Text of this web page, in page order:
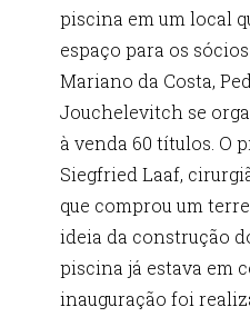
piscina em um local
espaço para os
Mariano da Costa,
Jouchelevitch se
à venda 60 títulos. O
Siegfried Laaf,
que comprou um
ideia da construção
piscina já estava em
inauguração foi